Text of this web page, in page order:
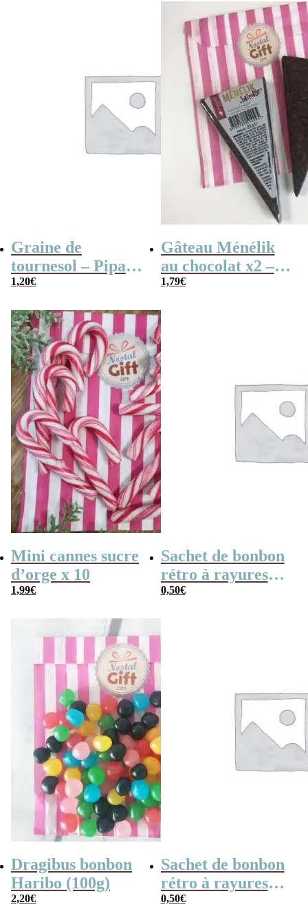
Graine de
tournesol – Pipas
x 3
1,20€
Gâteau Ménélik
au chocolat x2 –
Gaufrette
1,79€
Mini cannes sucre
d’orge x 10
1,99€
Sachet de bonbon
rétro à rayures
roses et blanches
0,50€
Dragibus bonbon
Haribo (100g)
2,20€
Sachet de bonbon
rétro à rayures
rouges et blanches
0,50€